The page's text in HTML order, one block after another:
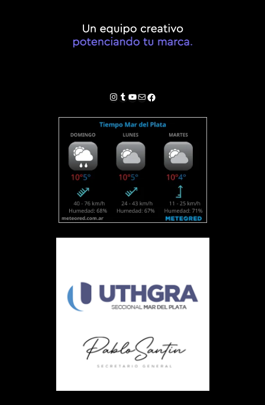
Instagram
Tumblr
YouTube
Correo electrónico
Facebook